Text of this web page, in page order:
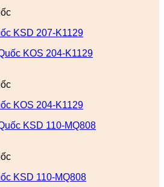
KSD 207-K1129
KOS 204-K1129
KSD 110-MQ808